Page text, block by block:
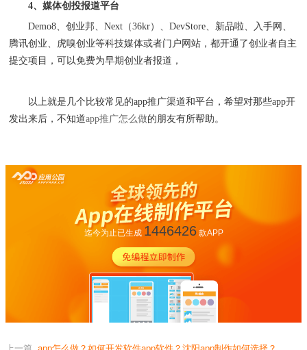
4、媒体创投报道平台
Demo8、 创业邦、 Next（36kr） 、 DevStore、 新品啦、 入手网 、
腾讯创业、 虎嗅创业等科技媒体或者门户网站 ， 都开通了创业者自主
提交项目，可以免费为早期创业者报道，
以上就是几个比较常见的app推广渠道和平台，希望对那些app开
发出来后，不知道app推广怎么做的朋友有所帮助。
迄今为止已生成 1446426款APP